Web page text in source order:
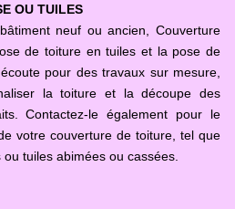
OU TUILES
neuf ou ancien, Couverture
de toiture en tuiles et la pose de
pour des travaux sur mesure,
la toiture et la découpe des
Contactez-le également pour le
votre couverture de toiture, tel que
tuiles abimées ou cassées.